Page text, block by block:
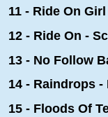
11 - Ride On
12 - Ride On -
13 - No Follow
14 - Raindrops
15 - Floods Of